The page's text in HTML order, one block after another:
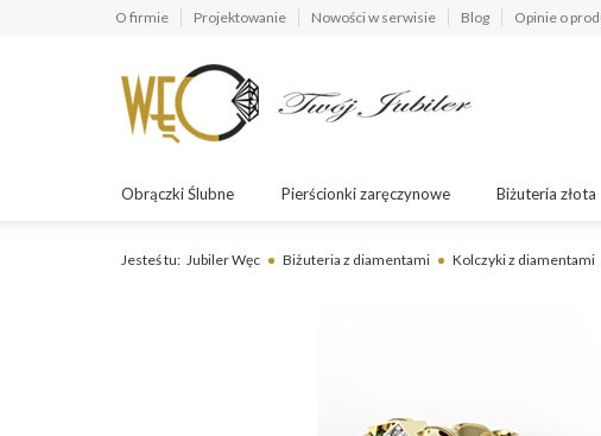
O firmie Projektowanie Nowości w serwisie Blog Opinie o
Obrączki Ślubne Pierścionki zaręczynowe Biżuteria złota
Jesteś tu: Jubiler Węc Biżuteria z diamentami Kolczyki z diamentami